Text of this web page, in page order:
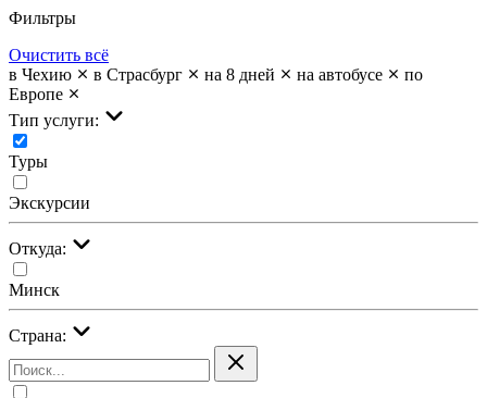
Фильтры
Очистить всё
в Чехию
в Страсбург на 8 дней на автобусе
по
Европе
Тип услуги:
Туры
Экскурсии
Откуда:
Минск
Страна: